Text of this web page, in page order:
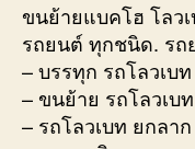
ขนย้ายแบคโฮ โลว
รถยนต์ ทุกชนิด. รถ
– บรรทุก รถโลวเบ
– ขนย้าย รถโลวเบ
– รถโลวเบท ยกลา